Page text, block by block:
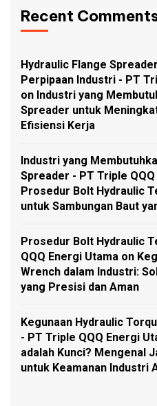
Recent
Hydraulic Flange
Perpipaan Industri - PT
on Industri yang
Spreader untuk
Efisiensi Kerja
Industri yang
Spreader - PT Triple
Prosedur Bolt Hydraulic
untuk Sambungan Baut
Prosedur Bolt Hydraulic
QQQ Energi Utama on
Wrench dalam Industri:
yang Presisi dan Aman
Kegunaan Hydraulic
- PT Triple QQQ Energi
adalah Kunci? Mengenal
untuk Keamanan Industri